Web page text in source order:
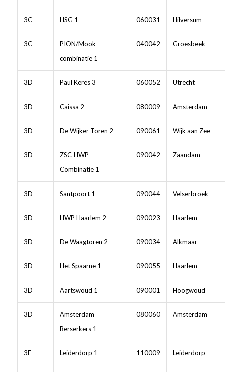
3C HSG 1 060031 Hilversum
3C
PION/Mook
combinatie 1
040042 Groesbeek
3D Paul Keres 3 060052 Utrecht
3D Caissa 2 080009 Amsterdam
3D De Wijker Toren 2 090061 Wijk aan Zee
3D
ZSC-HWP
Combinatie 1
090042 Zaandam
3D Santpoort 1 090044 Velserbroek
3D HWP Haarlem 2 090023 Haarlem
3D De Waagtoren 2 090034 Alkmaar
3D Het Spaarne 1 090055 Haarlem
3D Aartswoud 1 090001 Hoogwoud
3D
Amsterdam
Berserkers 1
080060 Amsterdam
3E Leiderdorp 1 110009 Leiderdorp